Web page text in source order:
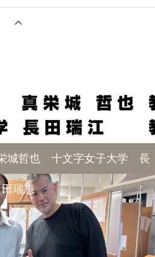
城哲也 十文字女子大学 長
田瑞恵